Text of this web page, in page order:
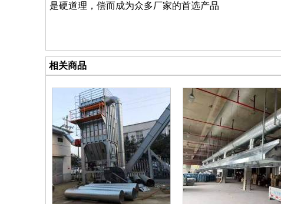
是硬道理，偿而成为众多厂家的首选产品
相关商品